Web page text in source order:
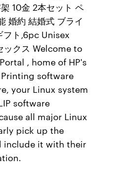
10金 2本セット ペ
婚約 結婚式 ブライ
フト,6pc Unisex
ックス Welcome to
, home of HP's
software
your Linux system
software
all major Linux
pick up the
include it with their